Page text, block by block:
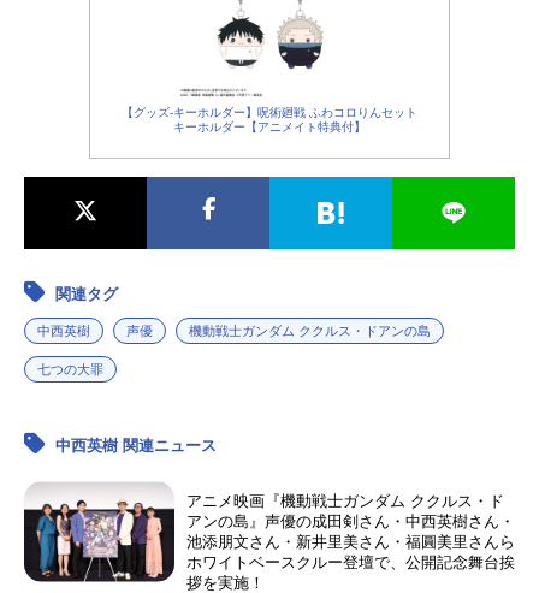
【グッズ-キーホルダー】呪術廻戦 ふわコロりんセット
キーホルダー【アニメイト特典付】
関連タグ
中西英樹 声優 機動戦士ガンダム ククルス・ドアンの島
七つの大罪
中西英樹 関連ニュース
アニメ映画『機動戦士ガンダム ククルス・ド
アンの島』声優の成田剣さん・中西英樹さん・
池添朋文さん・新井里美さん・福圓美里さんら
ホワイトベースクルー登壇で、公開記念舞台挨
拶を実施！